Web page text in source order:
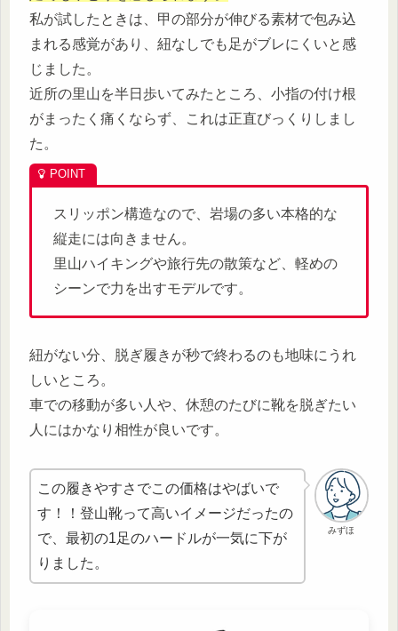
私が試したときは、甲の部分が伸びる素材で包み込
まれる感覚があり、紐なしでも足がブレにくいと感
じました。
近所の里山を半日歩いてみたところ、小指の付け根
がまったく痛くならず、これは正直びっくりしまし
た。
スリッポン構造なので、岩場の多い本格的な
縦走には向きません。
里山ハイキングや旅行先の散策など、軽めの
シーンで力を出すモデルです。
紐がない分、脱ぎ履きが秒で終わるのも地味にうれ
しいところ。
車での移動が多い人や、休憩のたびに靴を脱ぎたい
人にはかなり相性が良いです。
みずほ
この履きやすさでこの価格はやばいで
す！！登山靴って高いイメージだったの
で、最初の1足のハードルが一気に下が
りました。